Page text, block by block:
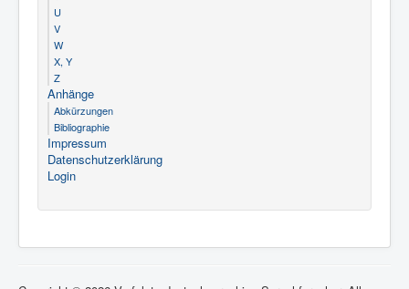
U
V
W
X, Y
Z
Anhänge
Abkürzungen
Bibliographie
Impressum
Datenschutzerklärung
Login